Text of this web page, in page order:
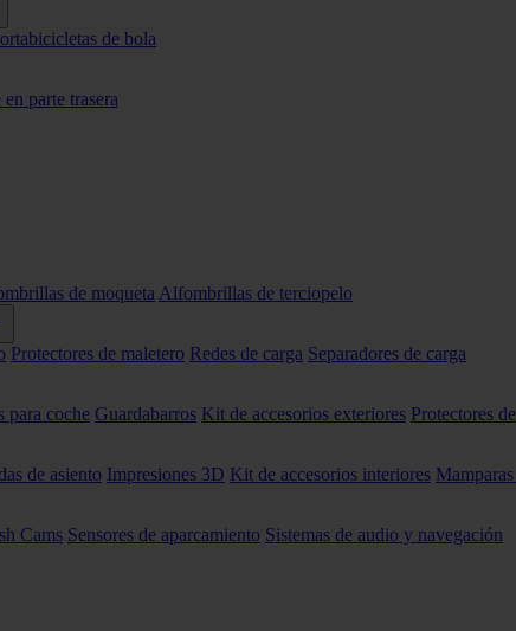
de bola
parte trasera
de moqueta Alfombrillas de terciopelo
Protectores de maletero Redes de carga Separadores de carga
para coche Guardabarros Kit de accesorios exteriores Protectores
de asiento Impresiones 3D Kit de accesorios interiores
Cams Sensores de aparcamiento Sistemas de audio y navegación